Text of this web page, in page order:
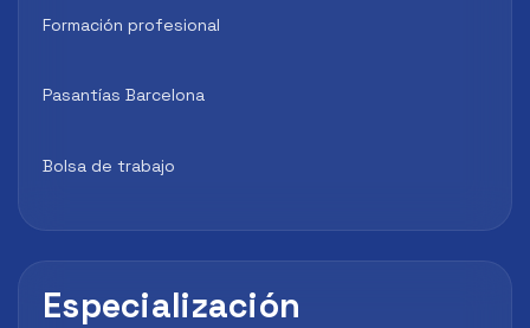
Formación profesional
Pasantías Barcelona
Bolsa de trabajo
Especialización